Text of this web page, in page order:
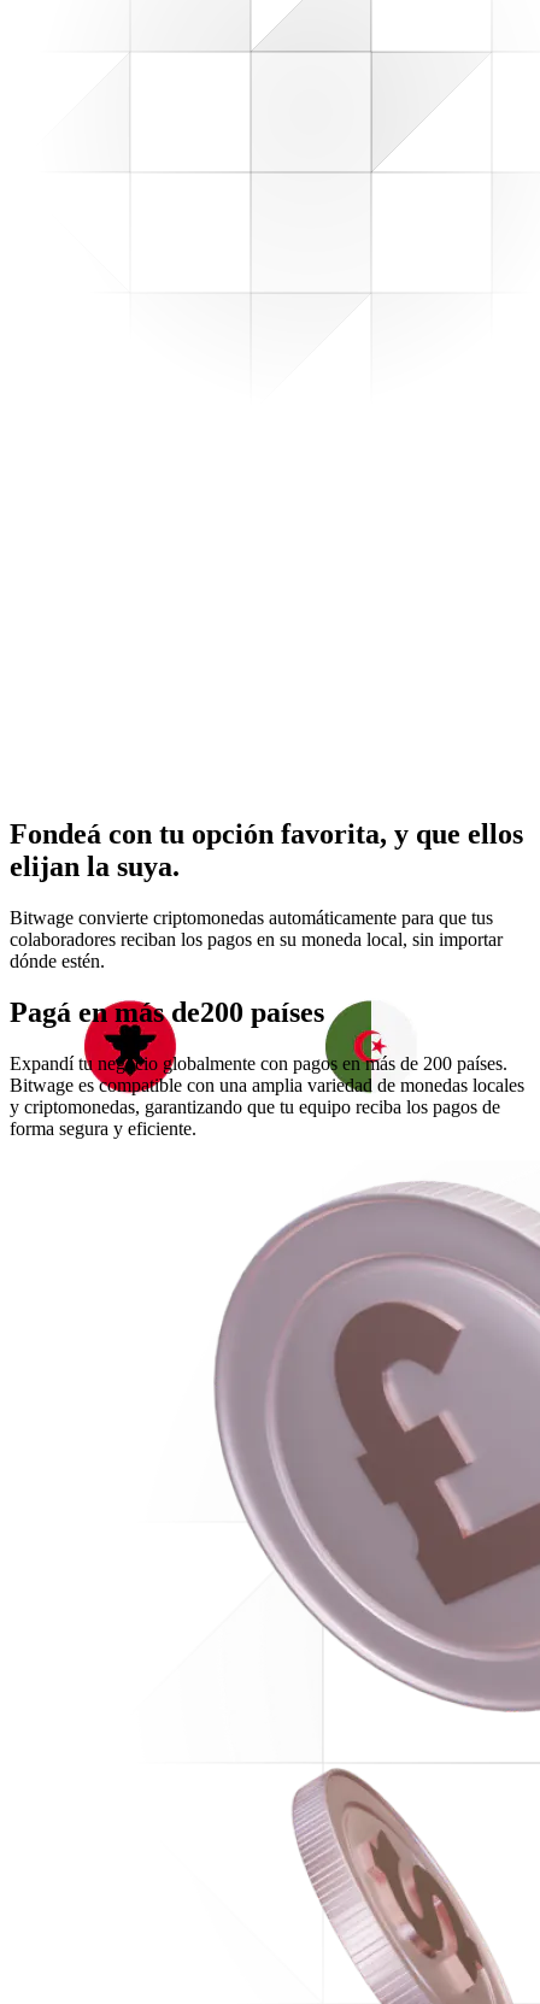
Fondeá con tu opción favorita, y que ellos
elijan la suya.
Bitwage convierte criptomonedas automáticamente para que tus
colaboradores reciban los pagos en su moneda local, sin importar
dónde estén.
Pagá en más de200 países
Expandí tu negocio globalmente con pagos en más de 200 países.
Bitwage es compatible con una amplia variedad de monedas locales
y criptomonedas, garantizando que tu equipo reciba los pagos de
forma segura y eficiente.